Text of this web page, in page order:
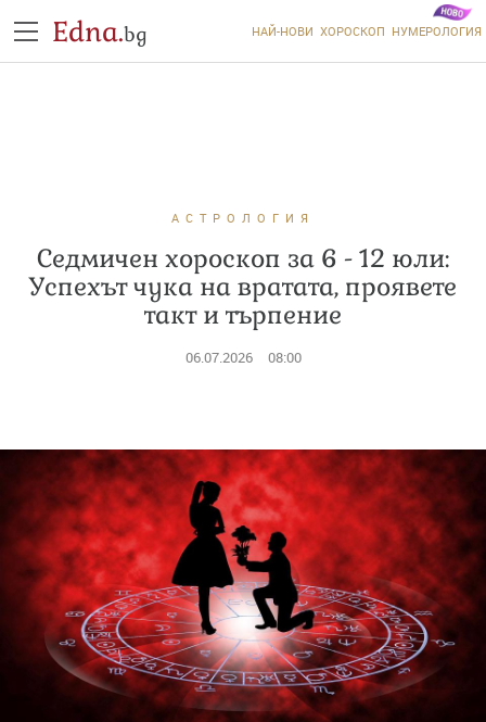
Edna.bg НАЙ-НОВИ ХОРОСКОП НУМЕРОЛОГИЯ
АСТРОЛОГИЯ
Седмичен хороскоп за 6 - 12 юли:
Успехът чука на вратата, проявете
такт и търпение
06.07.2026 08:00